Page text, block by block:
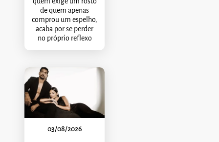
de quem apenas
comprou um espelho,
acaba por se perder
no próprio reflexo
03/08/2026